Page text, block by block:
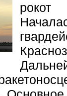
рокот